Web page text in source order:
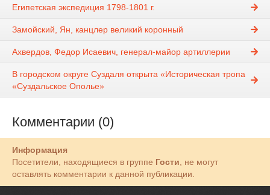
Египетская экспедиция 1798-1801 г.
Замойский, Ян, канцлер великий коронный
Ахвердов, Федор Исаевич, генерал-майор артиллерии
В городском округе Суздаля открыта «Историческая тропа
«Суздальское Ополье»
Комментарии (0)
Информация
Посетители, находящиеся в группе Гости , не могут
оставлять комментарии к данной публикации.